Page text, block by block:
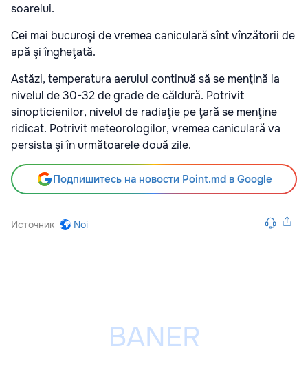
soarelui.
Cei mai bucuroşi de vremea caniculară sînt vînzătorii de
apă şi îngheţată.
Astăzi, temperatura aerului continuă să se menţină la
nivelul de 30-32 de grade de căldură. Potrivit
sinopticienilor, nivelul de radiaţie pe ţară se menţine
ridicat. Potrivit meteorologilor, vremea caniculară va
persista şi în următoarele două zile.
Подпишитесь на новости Point.md в Google
Источник Noi